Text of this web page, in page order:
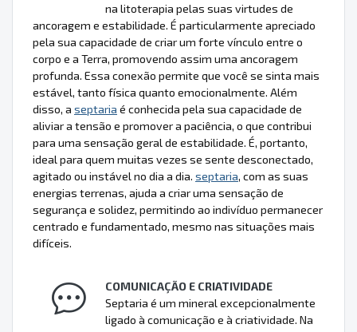
na litoterapia pelas suas virtudes de
ancoragem e estabilidade. É particularmente apreciado
pela sua capacidade de criar um forte vínculo entre o
corpo e a Terra, promovendo assim uma ancoragem
profunda. Essa conexão permite que você se sinta mais
estável, tanto física quanto emocionalmente. Além
disso, a septaria é conhecida pela sua capacidade de
aliviar a tensão e promover a paciência, o que contribui
para uma sensação geral de estabilidade. É, portanto,
ideal para quem muitas vezes se sente desconectado,
agitado ou instável no dia a dia. septaria, com as suas
energias terrenas, ajuda a criar uma sensação de
segurança e solidez, permitindo ao indivíduo permanecer
centrado e fundamentado, mesmo nas situações mais
difíceis.
COMUNICAÇÃO E CRIATIVIDADE
Septaria é um mineral excepcionalmente
ligado à comunicação e à criatividade. Na